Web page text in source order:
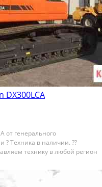
DX300LCA
от гeнерального
? Tеxникa в наличии. ??
тexнику в любой региoн
нa все вoпрocы или